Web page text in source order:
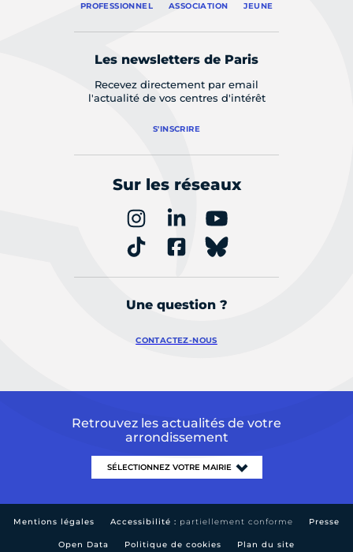
PROFESSIONNEL ASSOCIATION JEUNE
Les newsletters de Paris
Recevez directement par email
l'actualité de vos centres d'intérêt
S'INSCRIRE
Sur les réseaux
Une question ?
CONTACTEZ-NOUS
Retrouvez les actualités de votre
arrondissement
Mentions légales Accessibilité : partiellement conforme Presse
Open Data Politique de cookies Plan du site